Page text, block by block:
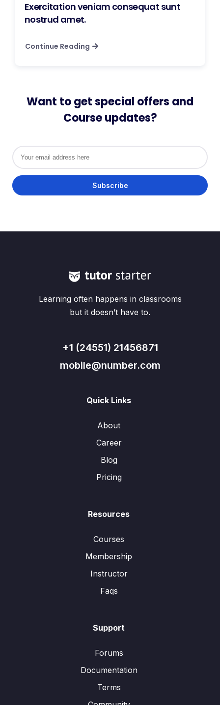
Exercitation veniam consequat sunt
nostrud amet.
Continue Reading
Want to get special offers and
Course updates?
Learning often happens in classrooms
but it doesn’t have to.
+1 (24551) 21456871
mobile@number.com
Quick Links
About
Career
Blog
Pricing
Resources
Courses
Membership
Instructor
Faqs
Support
Forums
Documentation
Terms